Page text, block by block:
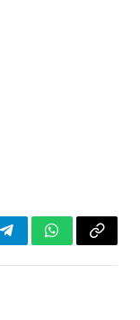
TelegramWhatsApp
Copiar